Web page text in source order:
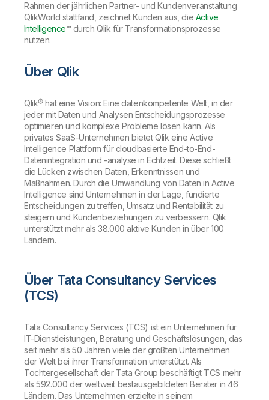
Rahmen der jährlichen Partner- und Kundenveranstaltung
QlikWorld stattfand, zeichnet Kunden aus, die Active
Intelligence™ durch Qlik für Transformationsprozesse
nutzen.
Über Qlik
Qlik® hat eine Vision: Eine datenkompetente Welt, in der
jeder mit Daten und Analysen Entscheidungsprozesse
optimieren und komplexe Probleme lösen kann. Als
privates SaaS-Unternehmen bietet Qlik eine Active
Intelligence Plattform für cloudbasierte End-to-End-
Datenintegration und -analyse in Echtzeit. Diese schließt
die Lücken zwischen Daten, Erkenntnissen und
Maßnahmen. Durch die Umwandlung von Daten in Active
Intelligence sind Unternehmen in der Lage, fundierte
Entscheidungen zu treffen, Umsatz und Rentabilität zu
steigern und Kundenbeziehungen zu verbessern. Qlik
unterstützt mehr als 38.000 aktive Kunden in über 100
Ländern.
Über Tata Consultancy Services
(TCS)
Tata Consultancy Services (TCS) ist ein Unternehmen für
IT-Dienstleistungen, Beratung und Geschäftslösungen, das
seit mehr als 50 Jahren viele der größten Unternehmen
der Welt bei ihrer Transformation unterstützt. Als
Tochtergesellschaft der Tata Group beschäftigt TCS mehr
als 592.000 der weltweit bestausgebildeten Berater in 46
Ländern. Das Unternehmen erzielte in seinem